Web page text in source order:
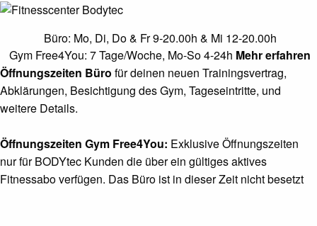
Büro: Mo, Di, Do & Fr 9-20.00h & Mi 12-20.00h
Gym Free4You: 7 Tage/Woche, Mo-So 4-24h Mehr erfahren
Öffnungszeiten Büro für deinen neuen Trainingsvertrag,
Abklärungen, Besichtigung des Gym, Tageseintritte, und
weitere Details.
Öffnungszeiten Gym Free4You: Exklusive Öffnungszeiten
nur für BODYtec Kunden die über ein gültiges aktives
Fitnessabo verfügen. Das Büro ist in dieser Zeit nicht besetzt
Cardio Zone
Muscle Gym
Pure Strength Area
Functional & Calisthenics
Circuit Area
Solarium